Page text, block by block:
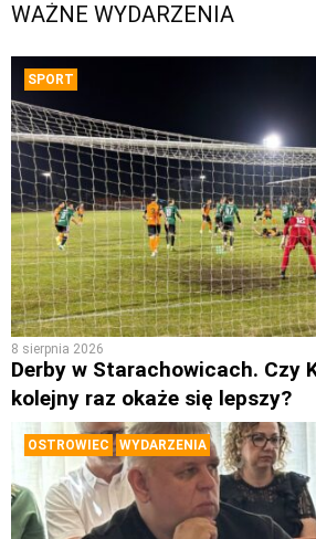
WAŻNE WYDARZENIA
SPORT
8 sierpnia 2026
Derby w Starachowicach. Czy
kolejny raz okaże się lepszy?
OSTROWIEC WYDARZENIA